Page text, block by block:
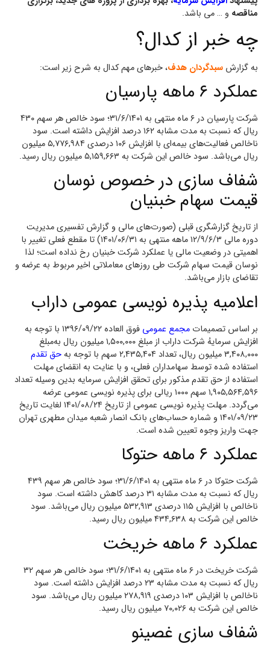
مناقصه و … می باشد.
چه خبر از کدال؟
به گزارش سبدگردان هدف، خبرهای مهم کدال به شرح زیر است:
عملکرد ۶ ماهه پارسیان
شرکت پارسیان در ۶ ماه منتهی به ۳۱/۶/۱۴۰۱؛ سود خالص هر سهم ۴۳۰
ریال که نسبت به مدت مشابه ۱۶۲ درصد افزایش داشته است. سود
ناخالص فعالیت‌های بیمه‌ای با افزایش ۱۰۶ درصدی ۵,۷۷۶,۹۸۴ میلیون
ریال می‌باشد. سود خالص این شرکت به ۵,۱۵۹,۶۶۳ میلیون ریال رسید.
شفاف سازی در خصوص نوسان
قیمت سهام خبنیان
از تاریخ گزارشگری قبلی (صورت‌های مالی و گزارش تفسیری مدیریت
دوره مالی ۱۲/۹/۶/۳ ماهه منتهی به ۱۴۰۱/۰۶/۳۱) تا مقطع فعلی تغییر با
اهمیتی در وضعیت مالی یا عملکرد شرکت خبنیان رخ نداده است؛ لذا
نوسان قیمت سهام شرکت طی روز‌های معاملاتی اخیر مربوط به عرضه و
تقاضای بازار می‌باشد.
اعلامیه پذیره نویسی عمومی داراب
بر اساس تصمیمات مجمع عمومی
فوق العاده ۱۳۹۶/۰۹/۲۲ با توجه به
افزایش سرمایهُ شرکت داراب از مبلغ ۱,۵۰۰,۰۰۰ میلیون ریال به‌مبلغ
۳,۴۰۸,۰۰۰ میلیون ریال، تعداد ۲,۴۳۵,۴۰۴ سهم با توجه به
حق تقدم
استفاده شده توسط سهامداران فعلی، و با عنایت به انقضای مهلت
استفاده از حق تقدم مذکور برای تحقق افزایش سرمایه بدین وسیله تعداد
۱,۹۰۵,۵۶۴,۵۹۶ سهم ۱۰۰۰ ریالی برای پذیره نویسی عمومی عرضه
می‌گردد. مهلت پذیره نویسی عمومی از تاریخ ۱۴۰۱/۰۸/۲۴ لغایت تاریخ
۱۴۰۱/۰۹/۲۳ و شماره حساب‌های بانک انصار شعبه میدان مطهری تهران
جهت واریز وجوه تعیین شده است.
عملکرد ۶ ماهه حتوکا
شرکت حتوکا در ۶ ماه منتهی به ۳۱/۶/۱۴۰۱؛ سود خالص هر سهم ۴۳۹
ریال که نسبت به مدت مشابه ۳۱ درصد کاهش داشته است. سود
ناخالص با افزایش ۱۱۵ درصدی ۵۳۲,۹۱۳ میلیون ریال می‌باشد. سود
خالص این شرکت به ۴۳۴,۶۳۸ میلیون ریال رسید.
عملکرد ۶ ماهه خریخت
شرکت خریخت در ۶ ماه منتهی به ۳۱/۶/۱۴۰۱؛ سود خالص هر سهم ۳۲
ریال که نسبت به مدت مشابه ۲۳ درصد افزایش داشته است. سود
ناخالص با افزایش ۱۰۳ درصدی ۲۷۸,۹۱۹ میلیون ریال می‌باشد. سود
خالص این شرکت به ۷۰,۰۲۶ میلیون ریال رسید.
شفاف سازی غصینو